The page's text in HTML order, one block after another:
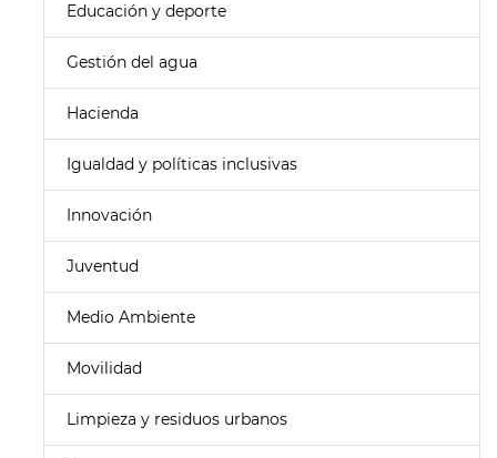
Educación y deporte
Gestión del agua
Hacienda
Igualdad y políticas inclusivas
Innovación
Juventud
Medio Ambiente
Movilidad
Limpieza y residuos urbanos